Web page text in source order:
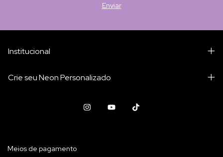
Institucional
Crie seu Neon Personalizado
Meios de pagamento